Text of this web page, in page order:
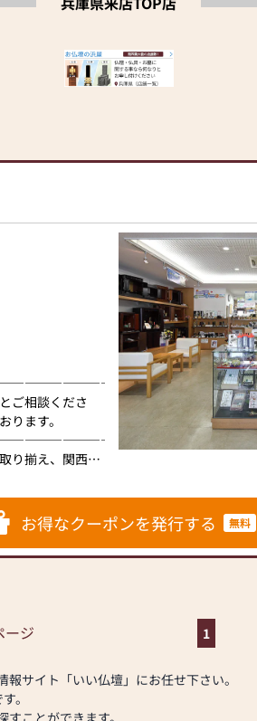
ご相談くださ
ります。
り揃え、関西30
ております。ま
フが、霊園・墓
げ頂いた商品に
軽にお立ち寄り
な商品も取り
お得なクーポンを発行する 無料
ジ 1
サイト「いい仏壇」にお任せ下さい。
。
ことができます。